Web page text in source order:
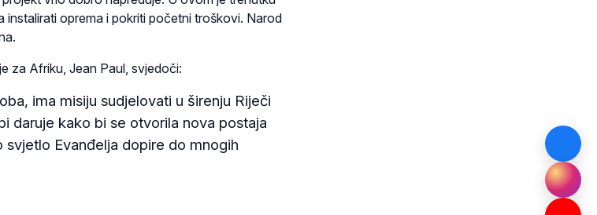
oprema i pokriti početni troškovi. Narod
za Afriku, Jean Paul, svjedoči:
ima misiju sudjelovati u širenju Riječi
daruje kako bi se otvorila nova postaja
Evanđelja dopire do mnogih